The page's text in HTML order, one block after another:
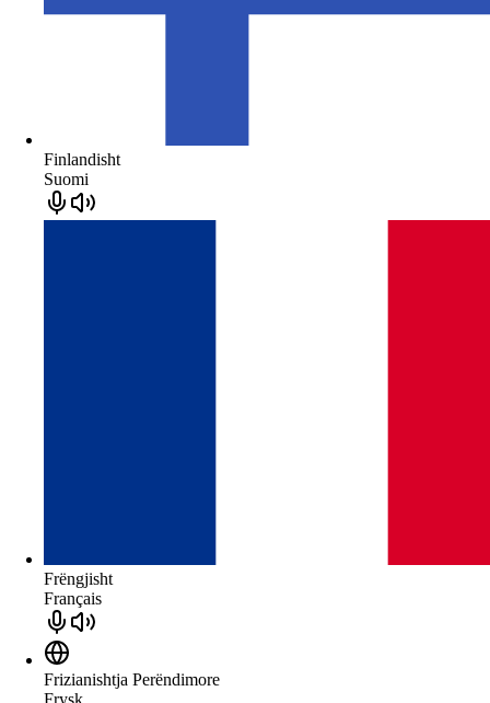
Finlandisht
Suomi
Frëngjisht
Français
Frizianishtja Perëndimore
Frysk